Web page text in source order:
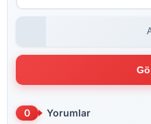
0 Yorumlar